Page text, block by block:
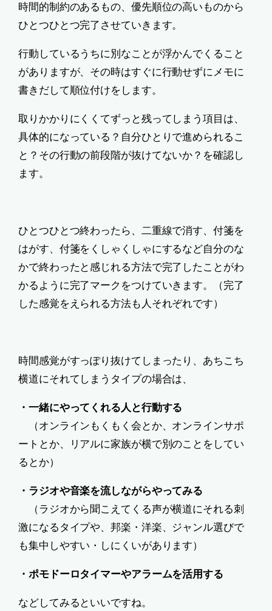
時間的制約のあるもの、優先順位の高いものから
ひとつひとつ完了させていきます。
行動しているうちに別なことが浮かんでくること
がありますが、その時はすぐに行動せずにメモに
書きだして順位付けをします。
取りかかりにくくてずっと残ってしまう項目は、
具体的になっている？自分ひとりで進められるこ
と？その行動の前段階が抜けてないか？を確認し
ます。
ひとつひとつ終わったら、二重線で消す、付箋を
はがす、付箋をくしゃくしゃにするなど自分のな
かで終わったと感じれる方法で完了したことがわ
かるように完了マークをつけていきます。（完了
した感覚をえられる方法も人それぞれです）
時間感覚がすっぽり抜けてしまったり、あちこち
横道にそれてしまうタイプの場合は、
・一緒にやってくれる人と行動する
（オンラインもくもく会とか、オンラインサポ
ートとか、リアルに家族が横で別のことをしてい
るとか）
・ラジオや音楽を流しながらやってみる
（ラジオから聞こえてくる声が横道にそれる刺
激になるタイプや、邦楽・洋楽、ジャンル選びで
も集中しやすい・しにくいがあります）
・ポモドーロタイマーやアラームを活用する
などしてみるといいですね。